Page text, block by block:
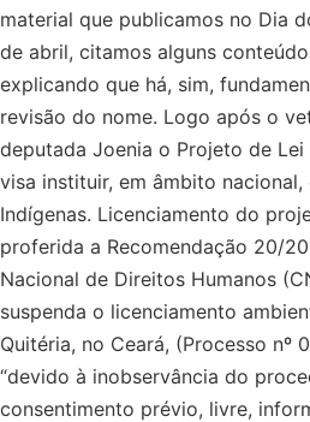
material que publicamos no Dia
de abril, citamos alguns
explicando que há, sim,
revisão do nome. Logo após o
deputada Joenia o Projeto de
visa instituir, em âmbito
Indígenas. Licenciamento do
proferida a Recomendação 20/
Nacional de Direitos Humanos
suspenda o licenciamento
Quitéria, no Ceará, (Processo nº
“devido à inobservância do
consentimento prévio, livre,